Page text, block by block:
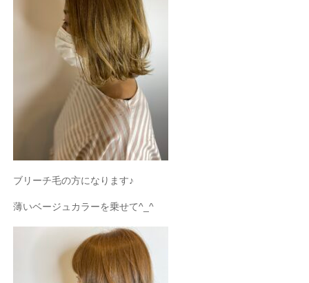
ブリーチ毛の方になります♪
薄いベージュカラーを乗せて^_^